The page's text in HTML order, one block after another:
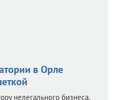
в Орле
нелегального бизнеса.